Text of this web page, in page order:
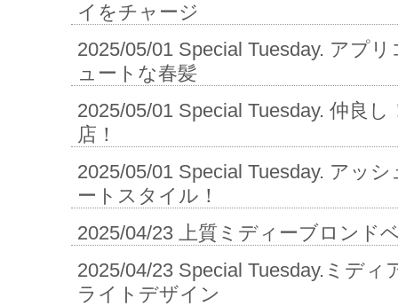
イをチャージ
2025/05/01 Special Tuesday. アプ
ュートな春髪
2025/05/01 Special Tuesday. 仲良
店！
2025/05/01 Special Tuesday. アッ
ートスタイル！
2025/04/23 上質ミディーブロンド
2025/04/23 Special Tuesday.ミデ
ライトデザイン